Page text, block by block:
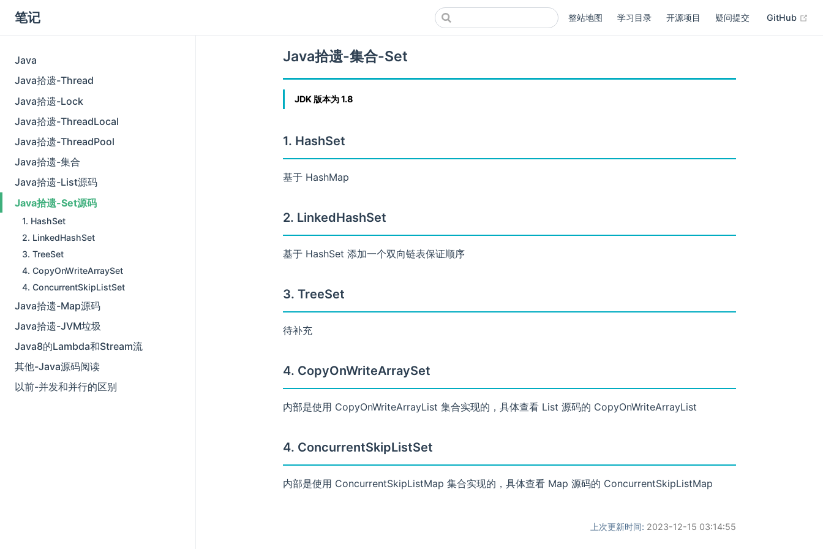
笔记 整站地图 学习目录 开源项目 疑问提交 GitHub
Java
Java拾遗-Thread
Java拾遗-Lock
Java拾遗-ThreadLocal
Java拾遗-ThreadPool
Java拾遗-集合
Java拾遗-List源码
Java拾遗-Set源码
1. HashSet
2. LinkedHashSet
3. TreeSet
4. CopyOnWriteArraySet
4. ConcurrentSkipListSet
Java拾遗-Map源码
Java拾遗-JVM垃圾
Java8的Lambda和Stream流
其他-Java源码阅读
以前-并发和并行的区别
Java拾遗-集合-Set
JDK 版本为 1.8
1. HashSet
基于 HashMap
2. LinkedHashSet
基于 HashSet 添加一个双向链表保证顺序
3. TreeSet
待补充
4. CopyOnWriteArraySet
内部是使用 CopyOnWriteArrayList 集合实现的，具体查看 List 源码的 CopyOnWriteArrayList
4. ConcurrentSkipListSet
内部是使用 ConcurrentSkipListMap 集合实现的，具体查看 Map 源码的 ConcurrentSkipListMap
上次更新时间: 2023-12-15 03:14:55